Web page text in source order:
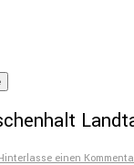
einen